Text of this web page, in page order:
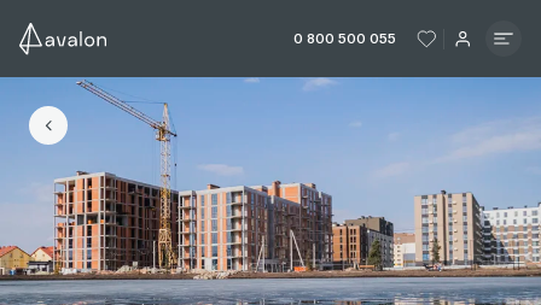
0 800 500 055 ЧИТАТИ ІСТОРІЮ
ЧИТАТИ
ЧИТАТИ ІСТОРІЮ